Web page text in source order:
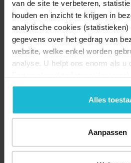
van de site te verbeteren,
houden en inzicht te krijgen in
analytische cookies
gegevens over het gedrag van
website, welke enkel worden
analyse. U helpt ons enorm als u
geen commerciële doelstelling.
de knoppen accepteren, beheren
Alles
Aanpassen
01-01-2026
31-12-2026